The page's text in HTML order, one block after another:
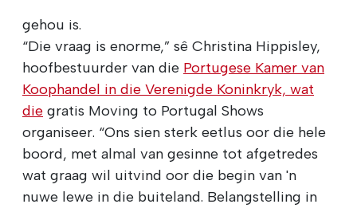
gehou is.
“Die vraag is enorme,” sê Christina Hippisley,
hoofbestuurder van die Portugese Kamer van
Koophandel in die Verenigde Koninkryk, wat
die gratis Moving to Portugal Shows
organiseer. “Ons sien sterk eetlus oor die hele
boord, met almal van gesinne tot afgetredes
wat graag wil uitvind oor die begin van 'n
nuwe lewe in die buiteland. Belangstelling in